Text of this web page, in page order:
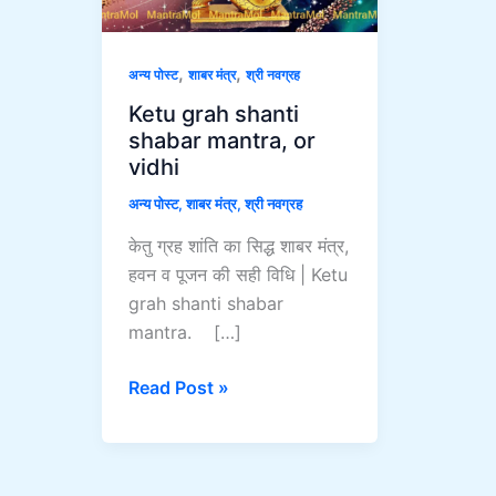
अन्य पोस्ट,शाबर मंत्र,श्री नवग्रह
Ketu grah shanti
shabar mantra, or
vidhi
अन्य पोस्ट,शाबर मंत्र,श्री नवग्रह
केतु ग्रह शांति का‌ सिद्ध शाबर मंत्र,
हवन व पूजन की सही विधि | Ketu
grah shanti shabar
mantra. […]
or
vidhi
Read Post »